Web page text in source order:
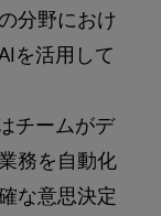
分野におけ
を活用して
チームがデ
務を自動化
な意思決定